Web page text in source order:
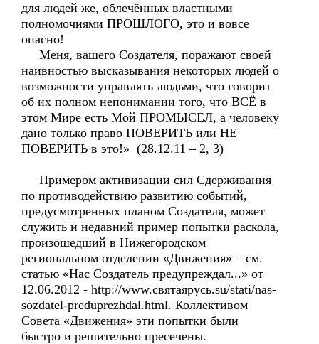
для людей же, облечённых властными
полномочиями ПРОШЛОГО, это и вовсе
опасно!
Меня, вашего Создателя, поражают своей
наивностью высказывания некоторых людей о
возможности управлять людьми, что говорит
об их полном непонимании того, что ВСЁ в
этом Мире есть Мой ПРОМЫСЕЛ, а человеку
дано только право ПОВЕРИТЬ или НЕ
ПОВЕРИТЬ в это!» (28.12.11 – 2, 3)
Примером активизации сил Сдерживания
по противодействию развитию событий,
предусмотренных планом Создателя, может
служить и недавний пример попытки раскола,
произошедший в Нижегородском
региональном отделении «Движения» – см.
статью «Нас Создатель предупреждал...» от
12.06.2012 - http://www.святаярусь.su/stati/nas-
sozdatel-preduprezhdal.html. Коллективом
Совета «Движения» эти попытки были
быстро и решительно пресечены.